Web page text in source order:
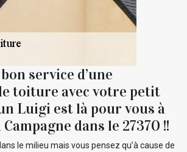
service d’une
toiture avec votre petit
Luigi est là pour vous à
dans le 27370 !!
le milieu mais vous pensez qu’à cause de